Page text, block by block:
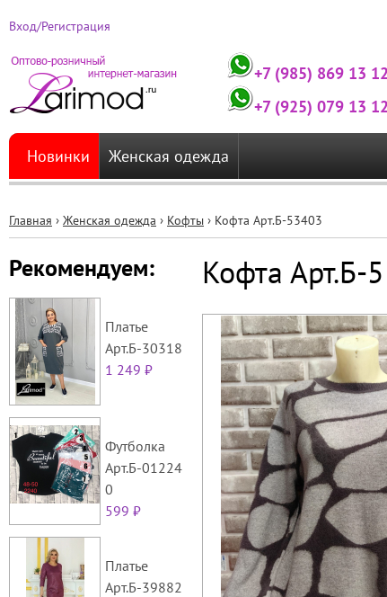
Вход/Регистрация
+7 (985) 869 13 12
+7 (925) 079 13 12
Новинки Женская одежда
Главная › Женская одежда › Кофты › Кофта Арт.Б-53403
Рекомендуем:
Платье
Арт.Б-30318
1 249 ₽
Футболка
Арт.Б-01224
0
599 ₽
Платье
Арт.Б-39882
Кофта Арт.Б-